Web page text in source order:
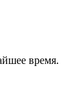
время.